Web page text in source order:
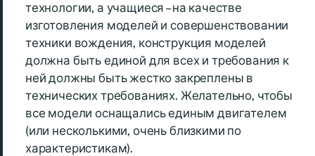
технологии, а учащиеся – на качестве
изготовления моделей и совершенствовании
техники вождения, конструкция моделей
должна быть единой для всех и требования к
ней должны быть жестко закреплены в
технических требованиях. Желательно, чтобы
все модели оснащались единым двигателем
(или несколькими, очень близкими по
характеристикам).